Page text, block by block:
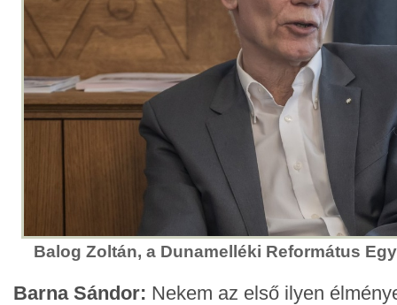
Balog Zoltán, a Dunamelléki Református
Barna Sándor: Nekem az első ilyen